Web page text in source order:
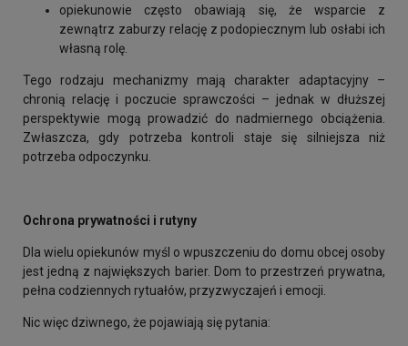
opiekunowie często obawiają się, że wsparcie z
zewnątrz zaburzy relację z podopiecznym lub osłabi ich
własną rolę.
Tego rodzaju mechanizmy mają charakter adaptacyjny –
chronią relację i poczucie sprawczości – jednak w dłuższej
perspektywie mogą prowadzić do nadmiernego obciążenia.
Zwłaszcza, gdy potrzeba kontroli staje się silniejsza niż
potrzeba odpoczynku.
Ochrona prywatności i rutyny
Dla wielu opiekunów myśl o wpuszczeniu do domu obcej osoby
jest jedną z największych barier. Dom to przestrzeń prywatna,
pełna codziennych rytuałów, przyzwyczajeń i emocji.
Nic więc dziwnego, że pojawiają się pytania: